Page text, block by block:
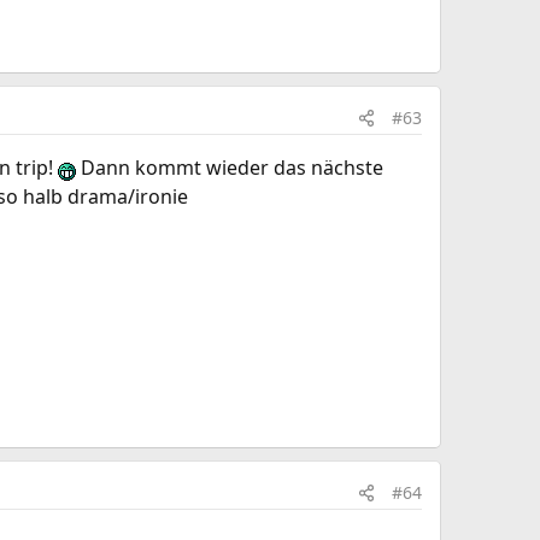
#63
trip!
Dann kommt wieder das nächste
halb drama/ironie
#64